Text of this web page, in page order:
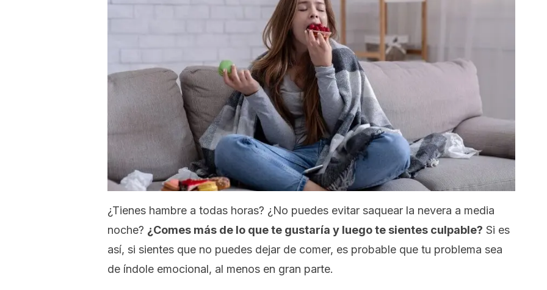
¿Tienes hambre a todas horas? ¿No puedes evitar saquear la nevera a media
noche? ¿Comes más de lo que te gustaría y luego te sientes culpable? Si es
así, si sientes que no puedes dejar de comer, es probable que tu problema sea
de índole emocional, al menos en gran parte.